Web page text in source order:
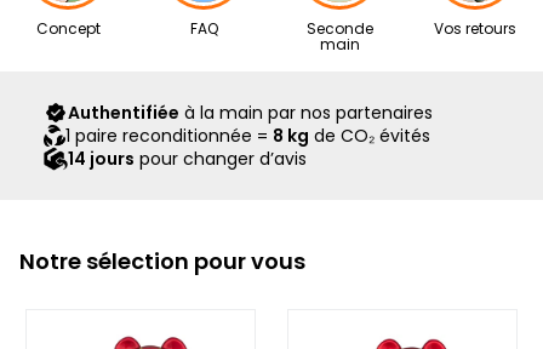
revendeurs partenaires, sélectionnés avec soin pour leur
scellé Second Step attestant qu’ils ont été contrôlés et
expédiés par notre équipe.
Concept FAQ Seconde
main
Vos retours
Authentifiée à la main par nos partenaires
1 paire reconditionnée = 8 kg de CO₂ évités
14 jours pour changer d’avis
Notre sélection pour vous